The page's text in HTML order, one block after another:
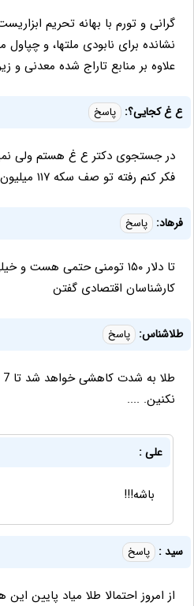
گرانی و تورم با بهانه تحریم
نشانده برای نابودی ملتها، و
علاوه بر منابع تاراج شده معدنی و
ع غ کجایی؟: پاسخ
در جستجوی دکتر ع غ هستم ولی
فکر کنم رفته تو صف سکه ۱۱۷ میلیون تومانی
فرهاد: پاسخ
تا دلار ۱۵۰ تومنی حتمی هست
کارشناسان اقتصادی گفتن
طلاشناس: پاسخ
نکنین. ....
علی :
باشه!!!
سید : پاسخ
از امروز احتمالا طلا میاد پایین